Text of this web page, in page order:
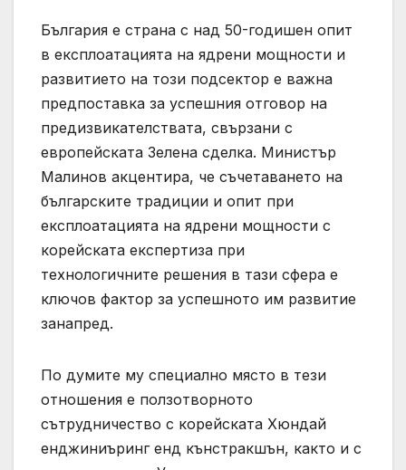
България е страна с над 50-годишен опит
в експлоатацията на ядрени мощности и
развитието на този подсектор е важна
предпоставка за успешния отговор на
предизвикателствата, свързани с
европейската Зелена сделка. Министър
Малинов акцентира, че съчетаването на
българските традиции и опит при
експлоатацията на ядрени мощности с
корейската експертиза при
технологичните решения в тази сфера е
ключов фактор за успешното им развитие
занапред.
По думите му специално място в тези
отношения е ползотворното
сътрудничество с корейската Хюндай
енджиниъринг енд кънстракшън, както и с